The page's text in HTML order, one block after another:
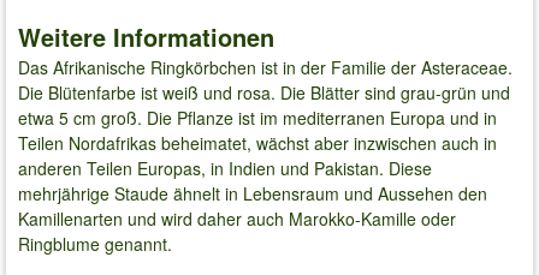
Weitere Informationen
Das Afrikanische Ringkörbchen ist in der Familie der Asteraceae.
Die Blütenfarbe ist weiß und rosa. Die Blätter sind grau-grün und
etwa 5 cm groß. Die Pflanze ist im mediterranen Europa und in
Teilen Nordafrikas beheimatet, wächst aber inzwischen auch in
anderen Teilen Europas, in Indien und Pakistan. Diese
mehrjährige Staude ähnelt in Lebensraum und Aussehen den
Kamillenarten und wird daher auch Marokko-Kamille oder
Ringblume genannt.